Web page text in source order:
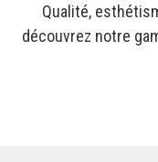
Qualité,
découvrez notre